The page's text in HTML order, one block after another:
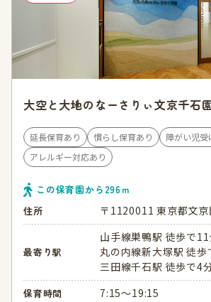
大空と大地のなーさりぃ文京千石
延長保育あり 慣らし保育あり
障がい児受
アレルギー対応あり
この保育園から 296ｍ
住所
〒1120011 東京都文
最寄り駅
山手線巣鴨駅 徒歩で
丸の内線新大塚駅 徒歩
三田線千石駅 徒歩で4
保育時間 7:15～19:15